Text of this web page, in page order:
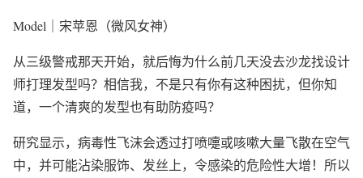
Model｜宋苹恩（微风女神）
从三级警戒那天开始，就后悔为什么前几天没去沙龙找设计
师打理发型吗？相信我，不是只有你有这种困扰，但你知
道，一个清爽的发型也有助防疫吗？
研究显示，病毒性飞沫会透过打喷嚏或咳嗽大量飞散在空气
中，并可能沾染服饰、发丝上，令感染的危险性大增！所以